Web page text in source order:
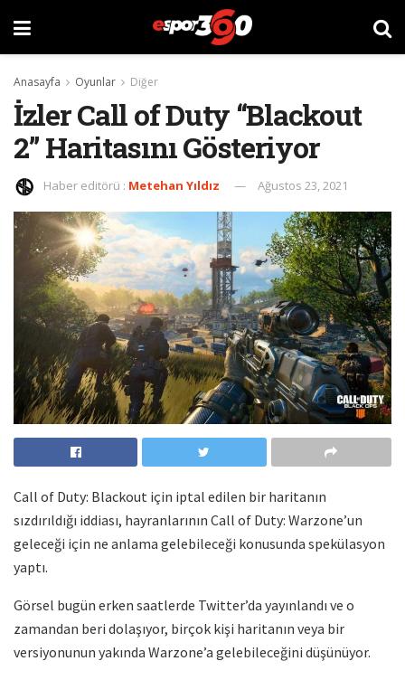
Anasayfa Oyunlar Diğer
İzler Call of Duty “Blackout
2” Haritasını Gösteriyor
Haber editörü : Metehan Yıldız Ağustos 23, 2021
Call of Duty: Blackout için iptal edilen bir haritanın
sızdırıldığı iddiası, hayranlarının Call of Duty: Warzone’un
geleceği için ne anlama gelebileceği konusunda spekülasyon
yaptı.
Görsel bugün erken saatlerde Twitter’da yayınlandı ve o
zamandan beri dolaşıyor, birçok kişi haritanın veya bir
versiyonunun yakında Warzone’a gelebileceğini düşünüyor.